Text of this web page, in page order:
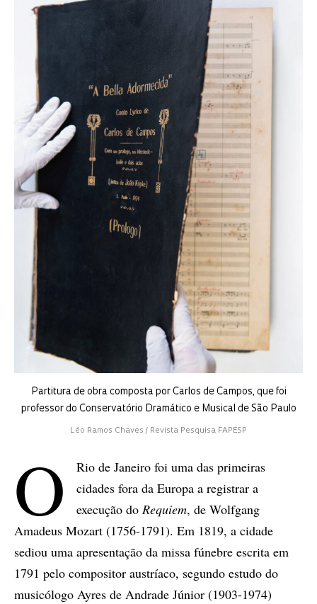
Partitura de obra composta por Carlos de Campos, que foi
professor do Conservatório Dramático e Musical de São Paulo
Léo Ramos Chaves / Revista Pesquisa FAPESP
O
Rio de Janeiro foi uma das primeiras
cidades fora da Europa a registrar a
execução do Requiem, de Wolfgang
Amadeus Mozart (1756-1791). Em 1819, a cidade
sediou uma apresentação da missa fúnebre escrita em
1791 pelo compositor austríaco, segundo estudo do
musicólogo Ayres de Andrade Júnior (1903-1974)